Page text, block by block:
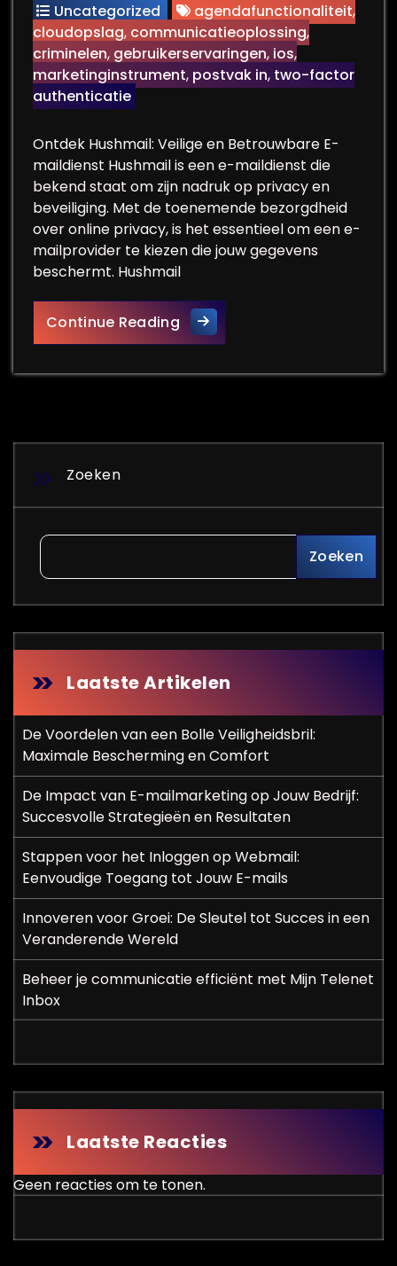
Uncategorized agendafunctionaliteit,
cloudopslag, communicatieoplossing,
criminelen, gebruikerservaringen, ios,
marketinginstrument, postvak in, two-factor
authenticatie
Ontdek Hushmail: Veilige en Betrouwbare E-
maildienst Hushmail is een e-maildienst die
bekend staat om zijn nadruk op privacy en
beveiliging. Met de toenemende bezorgdheid
over online privacy, is het essentieel om een e-
mailprovider te kiezen die jouw gegevens
beschermt. Hushmail
Continue ReadingVeilig Communiceren met
Zoeken
Zoeken
Laatste Artikelen
De Voordelen van een Bolle Veiligheidsbril:
Maximale Bescherming en Comfort
De Impact van E-mailmarketing op Jouw Bedrijf:
Succesvolle Strategieën en Resultaten
Stappen voor het Inloggen op Webmail:
Eenvoudige Toegang tot Jouw E-mails
Innoveren voor Groei: De Sleutel tot Succes in een
Veranderende Wereld
Beheer je communicatie efficiënt met Mijn Telenet
Inbox
Laatste Reacties
Geen reacties om te tonen.